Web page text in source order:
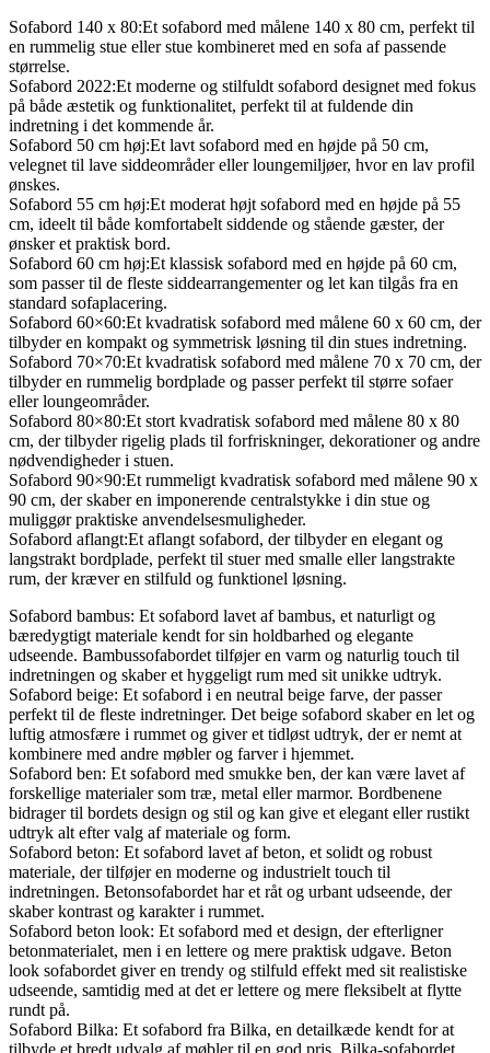
Sofabord 140 x 80:Et sofabord med målene 140 x 80 cm, perfekt til
en rummelig stue eller stue kombineret med en sofa af passende
størrelse.
Sofabord 2022:Et moderne og stilfuldt sofabord designet med fokus
på både æstetik og funktionalitet, perfekt til at fuldende din
indretning i det kommende år.
Sofabord 50 cm høj:Et lavt sofabord med en højde på 50 cm,
velegnet til lave siddeområder eller loungemiljøer, hvor en lav profil
ønskes.
Sofabord 55 cm høj:Et moderat højt sofabord med en højde på 55
cm, ideelt til både komfortabelt siddende og stående gæster, der
ønsker et praktisk bord.
Sofabord 60 cm høj:Et klassisk sofabord med en højde på 60 cm,
som passer til de fleste siddearrangementer og let kan tilgås fra en
standard sofaplacering.
Sofabord 60×60:Et kvadratisk sofabord med målene 60 x 60 cm, der
tilbyder en kompakt og symmetrisk løsning til din stues indretning.
Sofabord 70×70:Et kvadratisk sofabord med målene 70 x 70 cm, der
tilbyder en rummelig bordplade og passer perfekt til større sofaer
eller loungeområder.
Sofabord 80×80:Et stort kvadratisk sofabord med målene 80 x 80
cm, der tilbyder rigelig plads til forfriskninger, dekorationer og andre
nødvendigheder i stuen.
Sofabord 90×90:Et rummeligt kvadratisk sofabord med målene 90 x
90 cm, der skaber en imponerende centralstykke i din stue og
muliggør praktiske anvendelsesmuligheder.
Sofabord aflangt:Et aflangt sofabord, der tilbyder en elegant og
langstrakt bordplade, perfekt til stuer med smalle eller langstrakte
rum, der kræver en stilfuld og funktionel løsning.
Sofabord bambus: Et sofabord lavet af bambus, et naturligt og
bæredygtigt materiale kendt for sin holdbarhed og elegante
udseende. Bambussofabordet tilføjer en varm og naturlig touch til
indretningen og skaber et hyggeligt rum med sit unikke udtryk.
Sofabord beige: Et sofabord i en neutral beige farve, der passer
perfekt til de fleste indretninger. Det beige sofabord skaber en let og
luftig atmosfære i rummet og giver et tidløst udtryk, der er nemt at
kombinere med andre møbler og farver i hjemmet.
Sofabord ben: Et sofabord med smukke ben, der kan være lavet af
forskellige materialer som træ, metal eller marmor. Bordbenene
bidrager til bordets design og stil og kan give et elegant eller rustikt
udtryk alt efter valg af materiale og form.
Sofabord beton: Et sofabord lavet af beton, et solidt og robust
materiale, der tilføjer en moderne og industrielt touch til
indretningen. Betonsofabordet har et råt og urbant udseende, der
skaber kontrast og karakter i rummet.
Sofabord beton look: Et sofabord med et design, der efterligner
betonmaterialet, men i en lettere og mere praktisk udgave. Beton
look sofabordet giver en trendy og stilfuld effekt med sit realistiske
udseende, samtidig med at det er lettere og mere fleksibelt at flytte
rundt på.
Sofabord Bilka: Et sofabord fra Bilka, en detailkæde kendt for at
tilbyde et bredt udvalg af møbler til en god pris. Bilka-sofabordet